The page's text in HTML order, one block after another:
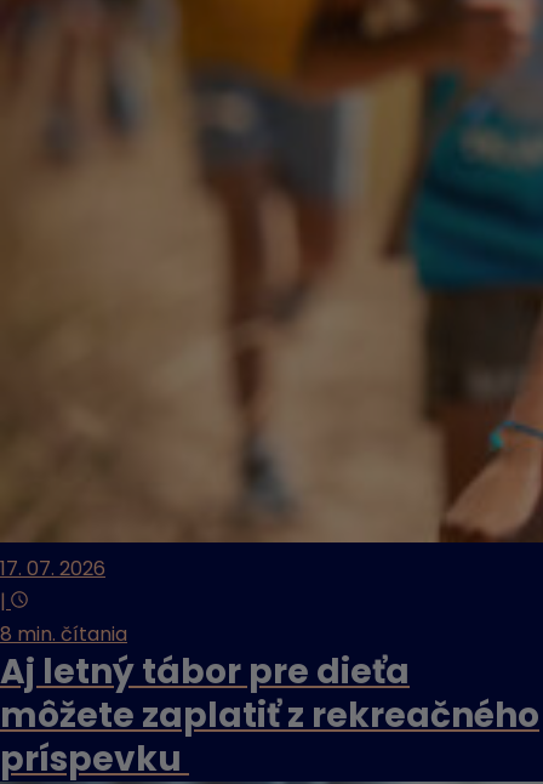
17. 07. 2026
|
8 min. čítania
Aj letný tábor pre dieťa
môžete zaplatiť z rekreačného
príspevku